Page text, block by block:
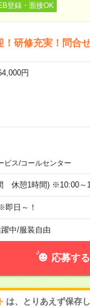
登録・面接OK
！研修充実！問合
円
ビス/コールセンター
休憩1時間) ※10:00～
日～！
中/服装自由
応募する
は、とりあえず保存